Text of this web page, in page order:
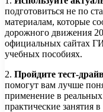
подготовиться не по
материалам, которые
дорожного движения
официальных сайтах
учебных пособиях.
2. Пройдите тест-
помогут вам лучше
применение в
практические занятия